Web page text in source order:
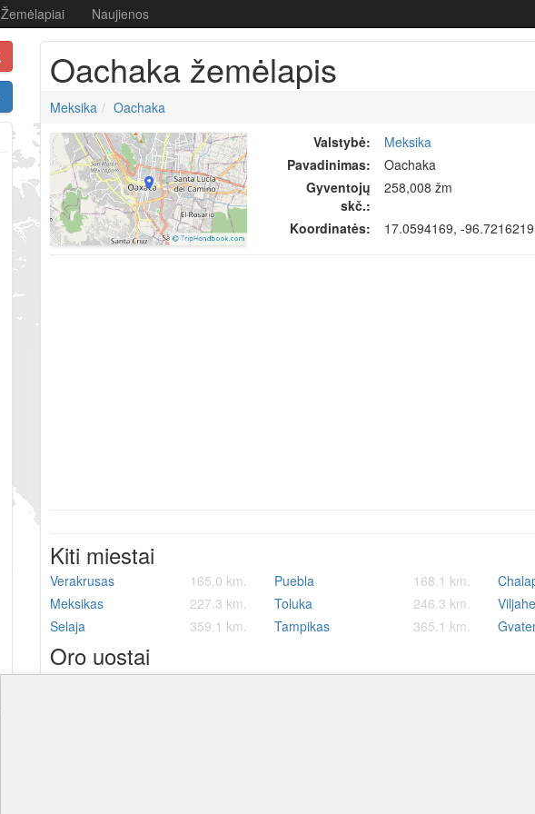
Žemėlapiai Naujienos
Oachaka žemėlapis
Meksika
Oachaka
Valstybė:
Meksika
Pavadinimas:
Oachaka
Gyventojų
skč.:
258,008 žm
Koordinatės: 17.0594169, -96.7216219
Kiti miestai
Verakrusas 165.0 km. Puebla 168.1 km.
Meksikas
227.3 km. Toluka 246.3 km.
Selaja
359.1 km. Tampikas 365.1 km.
Oro uostai
Punta Gorda oro uostas528.1 km. Big Creek oro uostas 551.1 km.